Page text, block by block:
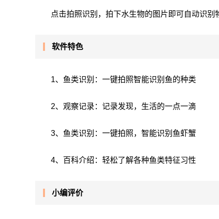
点击拍照识别，拍下水生物的图片即可自动识别
软件特色
1、鱼类识别：一键拍照智能识别鱼的种类
2、观察记录：记录发现，生活的一点一滴
3、鱼类识别：一键拍照，智能识别鱼虾蟹
4、百科介绍：轻松了解各种鱼类特征习性
小编评价